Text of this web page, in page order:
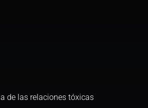
de las relaciones tóxicas